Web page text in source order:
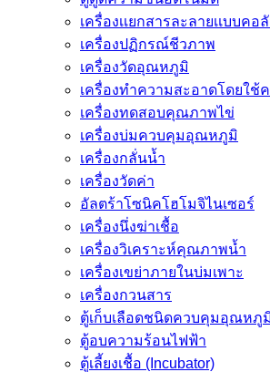
เครื่องเเยกสารละลายเเบบคอ
เครื่องปฏิกรณ์ชีวภาพ
เครื่องวัดอุณหภูมิ
เครื่องทำความสะอาดโดยใช้
เครื่องทดสอบคุณภาพไข่
เครื่องบ่มควบคุมอุณหภูมิ
เครื่องกลั่นน้ำ
เครื่องวัดค่า
อัลตร้าโซนิคโฮโมจิไนเซอร์
เครื่องนึ่งฆ่าเชื้อ
เครื่องวิเคราะห์คุณภาพน้ำ
เครื่องเขย่าภายในบ่มเพาะ
เครื่องกวนสาร
ตู้เก็บเลือดชนิดควบคุมอุณหภู
ตู้อบความร้อนไฟฟ้า
ตู้เลี้ยงเชื้อ (Incubator)